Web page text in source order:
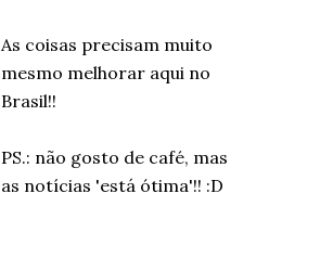
As coisas precisam muito
mesmo melhorar aqui no
Brasil!!
PS.: não gosto de café, mas
as notícias 'está ótima'!! :D